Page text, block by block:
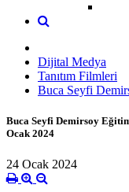
Dijital Medya
Tanıtım Filmleri
Buca Seyfi
Buca Seyfi Demirsoy
Ocak 2024
24 Ocak 2024